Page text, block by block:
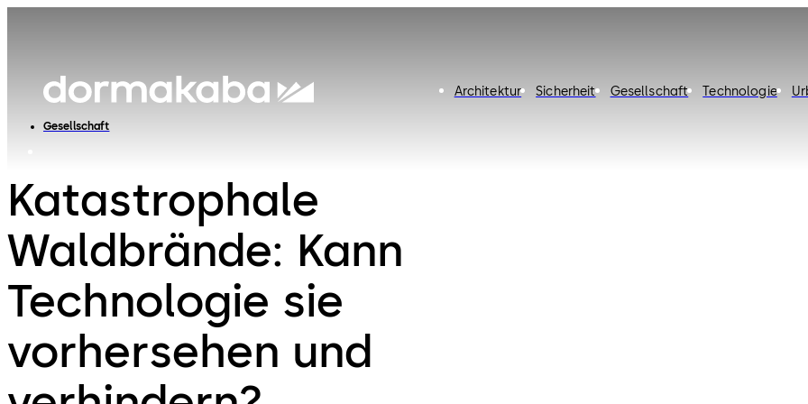
Architektur Sicherheit Gesellschaft Technologie
Gesellschaft
Katastrophale
Waldbrände: Kann
Technologie sie
vorhersehen und